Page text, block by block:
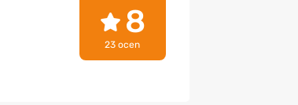
8
23 ocen